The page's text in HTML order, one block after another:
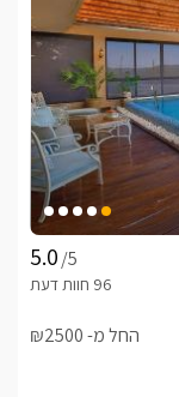
/5
החל מ- ₪2500